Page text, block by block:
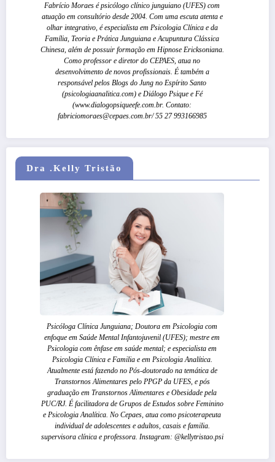
Fabrício Moraes é psicólogo clínico junguiano (UFES) com
atuação em consultório desde 2004. Com uma escuta atenta e
olhar integrativo, é especialista em Psicologia Clínica e da
Família, Teoria e Prática Junguiana e Acupuntura Clássica
Chinesa, além de possuir formação em Hipnose Ericksoniana.
Como professor e diretor do CEPAES, atua no
desenvolvimento de novos profissionais. É também a
responsável pelos Blogs do Jung no Espírito Santo
(psicologiaanalitica.com) e Diálogo Psique e Fé
(www.dialogopsiqueefe.com.br. Contato:
fabriciomoraes@cepaes.com.br/ 55 27 993166985
Dra .Kelly Tristão
Psicóloga Clínica Junguiana; Doutora em Psicologia com
enfoque em Saúde Mental Infantojuvenil (UFES); mestre em
Psicologia com ênfase em saúde mental; e especialista em
Psicologia Clínica e Familia e em Psicologia Analítica.
Atualmente está fazendo no Pós-doutorado na temática de
Transtornos Alimentares pelo PPGP da UFES, e pós
graduação em Transtornos Alimentares e Obesidade pela
PUC/RJ. É facilitadora de Grupos de Estudos sobre Feminino
e Psicologia Analítica. No Cepaes, atua como psicoterapeuta
individual de adolescentes e adultos, casais e familia.
supervisora clínica e professora. Instagram: @kellytristao.psi